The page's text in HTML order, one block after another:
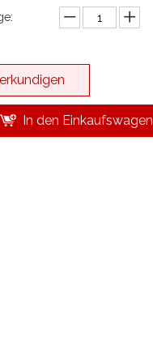
erkundigen
In den Einkaufswagen